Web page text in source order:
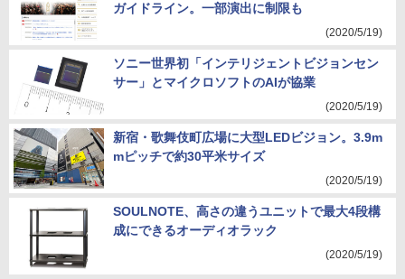
ガイドライン。一部演出に制限も
(2020/5/19)
ソニー世界初「インテリジェントビジョンセン
サー」とマイクロソフトのAIが協業
(2020/5/19)
新宿・歌舞伎町広場に大型LEDビジョン。3.9m
mピッチで約30平米サイズ
(2020/5/19)
SOULNOTE、高さの違うユニットで最大4段構
成にできるオーディオラック
(2020/5/19)